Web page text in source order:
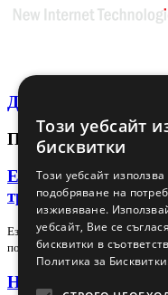
Декларация за
ПОСЛЕДНИ
Език на тялото в
тренираме и
Езикът на тялото може да
подкопае за секунди, но само
Невербална
Този уебсайт
бисквитки
Този уебсайт използва
подобряване на
изживяване.
уебсайт, Вие се
бисквитки в
Политика за